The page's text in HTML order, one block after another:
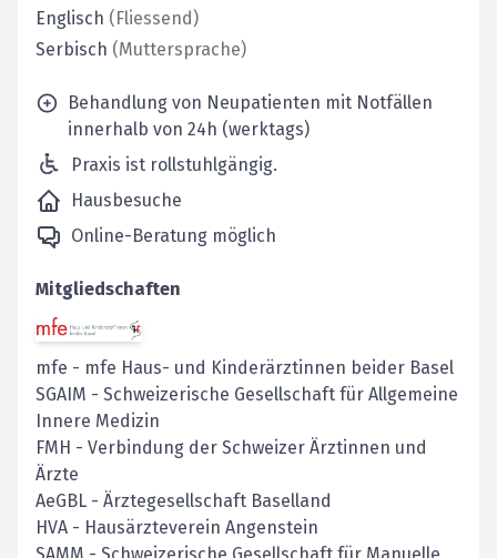
Englisch (Fliessend)
Serbisch (Muttersprache)
Behandlung von Neupatienten mit Notfällen
innerhalb von 24h (werktags)
Praxis ist rollstuhlgängig.
Hausbesuche
Online-Beratung möglich
Mitgliedschaften
mfe - mfe Haus- und Kinderärztinnen beider Basel
SGAIM - Schweizerische Gesellschaft für Allgemeine
Innere Medizin
FMH - Verbindung der Schweizer Ärztinnen und
Ärzte
AeGBL - Ärztegesellschaft Baselland
HVA - Hausärzteverein Angenstein
SAMM - Schweizerische Gesellschaft für Manuelle